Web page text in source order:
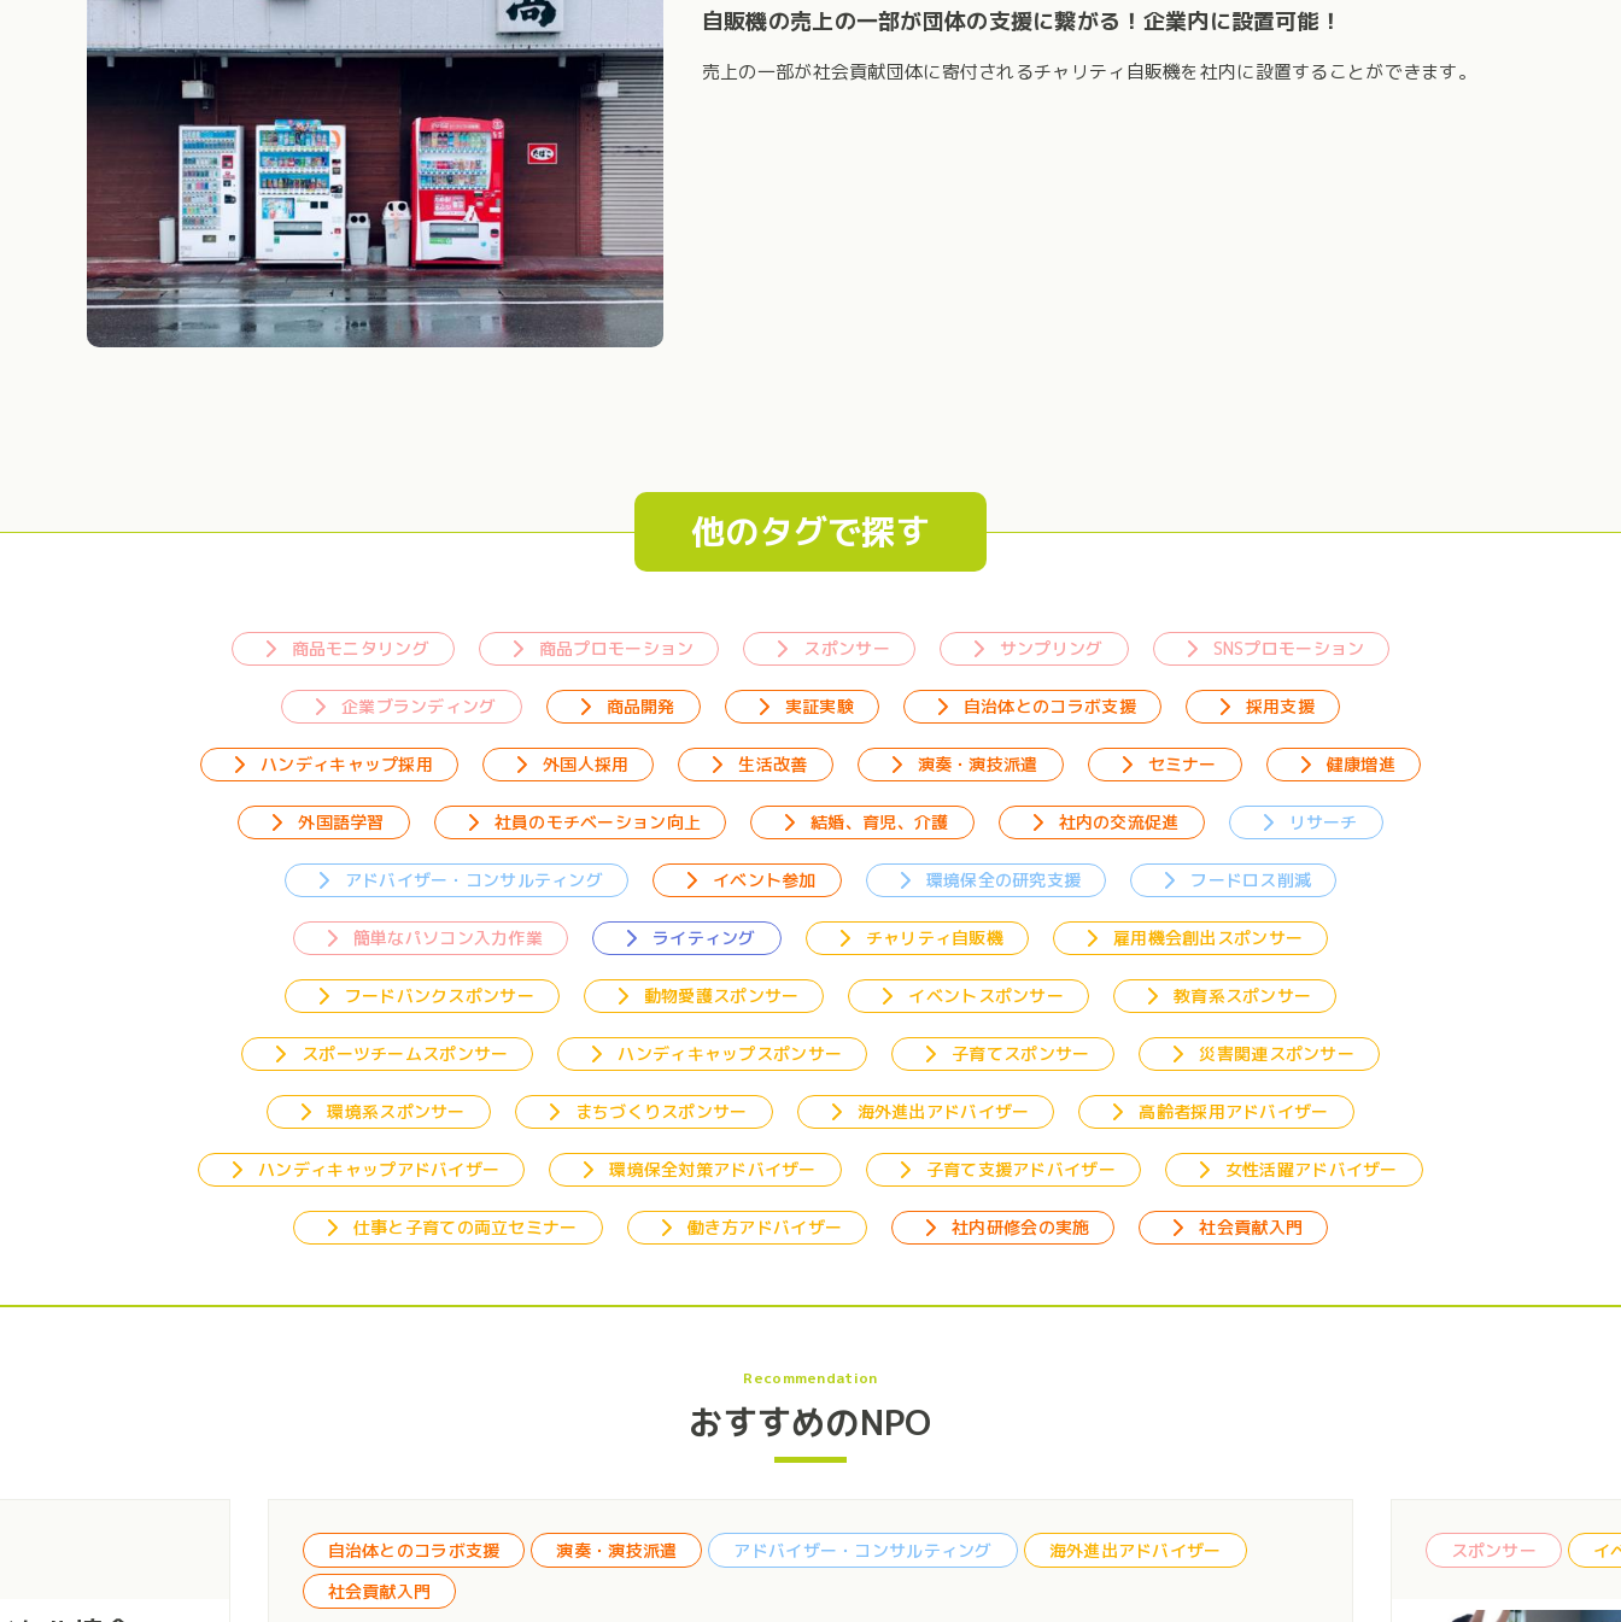
自販機の売上の一部が団体の支援に繋がる！企業内に設置可能！
売上の一部が社会貢献団体に寄付されるチャリティ自販機を社内に設置することができます。
他のタグで探す
商品モニタリング 商品プロモーション スポンサー サンプリング SNSプロモーション
企業ブランディング 商品開発 実証実験 自治体とのコラボ支援 採用支援
ハンディキャップ採用 外国人採用 生活改善 演奏・演技派遣 セミナー 健康増進
外国語学習 社員のモチベーション向上 結婚、育児、介護 社内の交流促進 リサーチ
アドバイザー・コンサルティング イベント参加 環境保全の研究支援 フードロス削減
簡単なパソコン入力作業 ライティング チャリティ自販機 雇用機会創出スポンサー
フードバンクスポンサー 動物愛護スポンサー イベントスポンサー 教育系スポンサー
スポーツチームスポンサー ハンディキャップスポンサー 子育てスポンサー 災害関連スポンサー
環境系スポンサー まちづくりスポンサー 海外進出アドバイザー 高齢者採用アドバイザー
ハンディキャップアドバイザー 環境保全対策アドバイザー 子育て支援アドバイザー 女性活躍アドバイザー
仕事と子育ての両立セミナー 働き方アドバイザー 社内研修会の実施 社会貢献入門
Recommendation
おすすめのNPO
海外進出アドバイザー スポンサー イベントスポンサー ハンディキャップスポンサー